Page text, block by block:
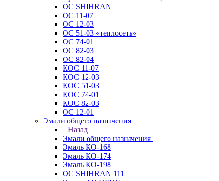
ОС SHIHRAN
ОС 11-07
ОС 12-03
ОС 51-03 «теплосеть»
ОС 74-01
ОС 82-03
ОС 82-04
КОС 11-07
КОС 12-03
КОС 51-03
КОС 74-01
КОС 82-03
ОС 12-01
Эмали общего назначения
Назад
Эмали общего назначения
Эмаль КО-168
Эмаль КО-174
Эмаль КО-198
ОС SHIHRAN 111